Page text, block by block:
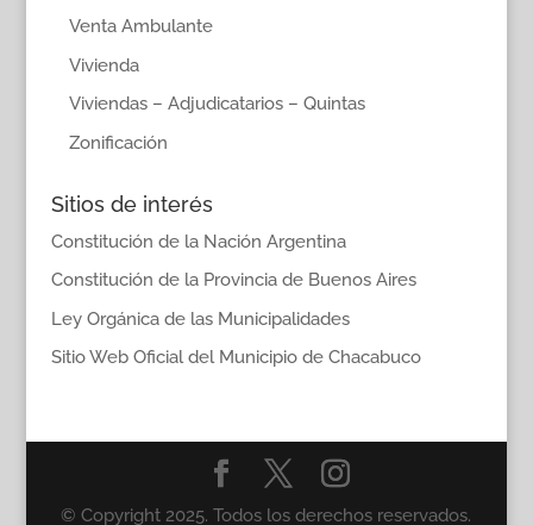
Venta Ambulante
Vivienda
Viviendas – Adjudicatarios – Quintas
Zonificación
Sitios de interés
Constitución de la Nación Argentina
Constitución de la Provincia de Buenos Aires
Ley Orgánica de las Municipalidades
Sitio Web Oficial del Municipio de Chacabuco
© Copyright 2025. Todos los derechos reservados.